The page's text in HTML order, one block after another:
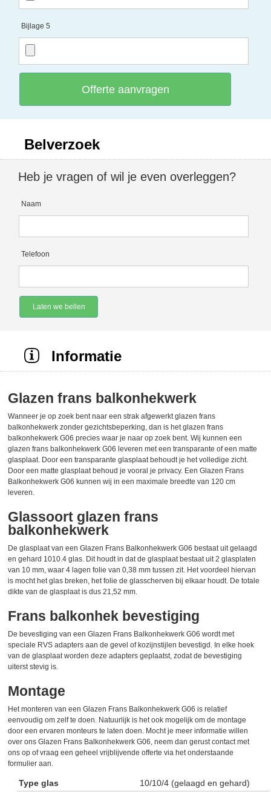
Bijlage 5
Offerte aanvragen
Belverzoek
Heb je vragen of wil je even overleggen?
Naam
Telefoon
Laten we bellen
Informatie
Glazen frans balkonhekwerk
Wanneer je op zoek bent naar een strak afgewerkt glazen frans
balkonhekwerk zonder gezichtsbeperking, dan is het glazen frans
balkonhekwerk G06 precies waar je naar op zoek bent. Wij kunnen een
glazen frans balkonhekwerk G06 leveren met een transparante of een matte
glasplaat. Door een transparante glasplaat behoudt je het volledige zicht.
Door een matte glasplaat behoud je vooral je privacy. Een Glazen Frans
Balkonhekwerk G06 kunnen wij in een maximale breedte van 120 cm
leveren.
Glassoort glazen frans
balkonhekwerk
De glasplaat van een Glazen Frans Balkonhekwerk G06 bestaat uit gelaagd
en gehard 1010.4 glas. Dit houdt in dat de glasplaat bestaat uit 2 glasplaten
van 10 mm, waar 4 lagen folie van 0,38 mm tussen zit. Het voordeel hiervan
is mocht het glas breken, het folie de glasscherven bij elkaar houdt. De totale
dikte van de glasplaat is dus 21,52 mm.
Frans balkonhek bevestiging
De bevestiging van een Glazen Frans Balkonhekwerk G06 wordt met
speciale RVS adapters aan de gevel of kozijnstijlen bevestigd. In elke hoek
van de glasplaat worden deze adapters geplaatst, zodat de bevestiging
uiterst stevig is.
Montage
Het monteren van een Glazen Frans Balkonhekwerk G06 is relatief
eenvoudig om zelf te doen. Natuurlijk is het ook mogelijk om de montage
door een ervaren monteurs te laten doen. Mocht je meer informatie willen
over ons Glazen Frans Balkonhekwerk G06, neem dan gerust contact met
ons op of vraag een geheel vrijblijvende offerte via het onderstaande
formulier aan.
Type glas 10/10/4 (gelaagd en gehard)